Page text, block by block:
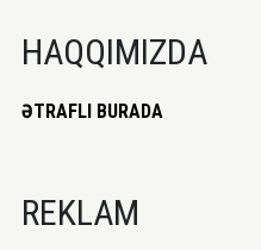
HAQQIMIZDA
ƏTRAFLI BURADA
REKLAM